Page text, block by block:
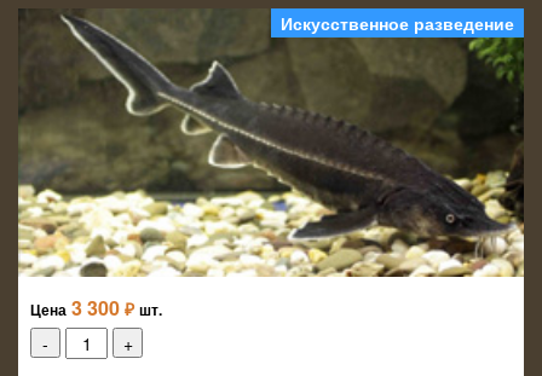
Искусственное разведение
Цена 3 300 ₽ шт.